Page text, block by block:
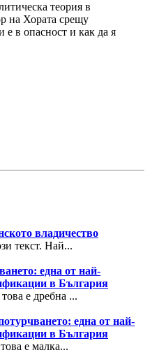
теория в
на Хората срещу
е в опасност и как да я
владичество
текст. Най...
една от най-
в България
е дребна ...
една от най-
в България
е малка...